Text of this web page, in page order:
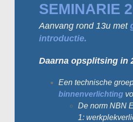
SEMINARIE
Aanvang rond 13u met
introductie.
Daarna opsplitsing in
Een technische
binnenverlichting
De norm NBN
1: